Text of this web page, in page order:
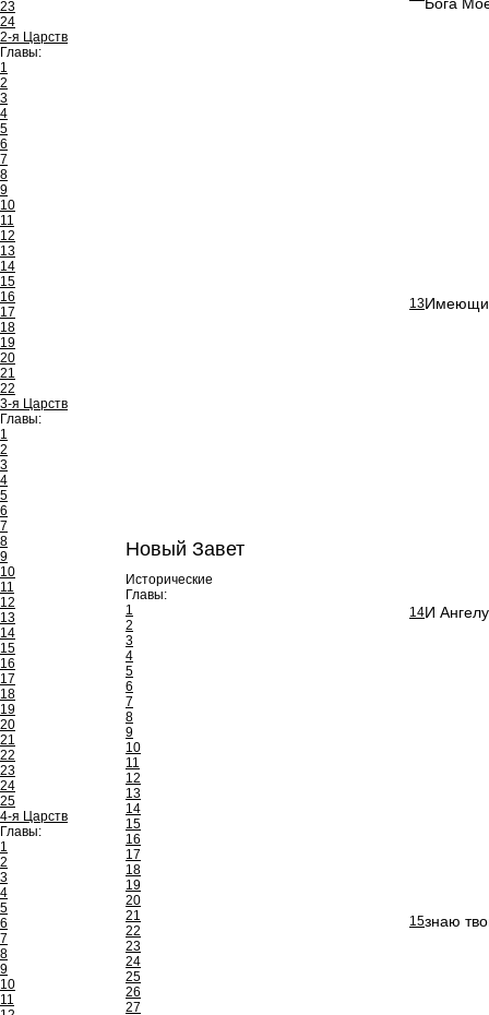
23
24
2-я Царств
Главы:
1
2
3
4
5
6
7
8
9
10
11
12
13
14
15
16
17
18
19
20
21
22
3-я Царств
Главы:
1
2
3
4
5
6
7
8
9
10
11
12
13
14
15
16
17
18
19
20
21
22
23
24
25
4-я Царств
Главы:
1
2
3
4
5
6
7
8
9
10
11
Новый Завет
Исторические
Главы:
1
2
3
4
5
6
7
8
9
10
11
12
13
14
15
16
17
18
19
20
21
22
23
24
25
26
27
13
14И
15знаю